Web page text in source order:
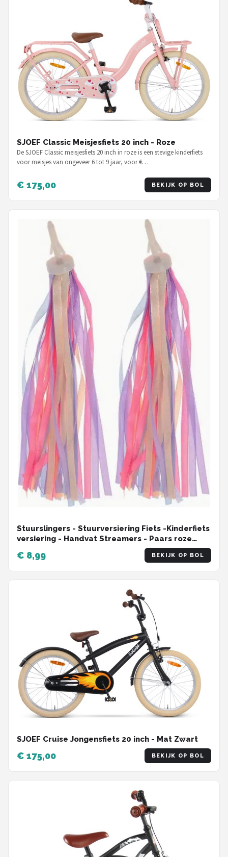
SJOEF Classic Meisjesfiets 20 inch - Roze
De SJOEF Classic meisjesfiets 20 inch in roze is een stevige kinderfiets
voor meisjes van ongeveer 6 tot 9 jaar, voor €…
€ 175,00 BEKIJK OP BOL
Stuurslingers - Stuurversiering Fiets -Kinderfiets
versiering - Handvat Streamers - Paars roze
€ 8,99 BEKIJK OP BOL
SJOEF Cruise Jongensfiets 20 inch - Mat Zwart
€ 175,00 BEKIJK OP BOL